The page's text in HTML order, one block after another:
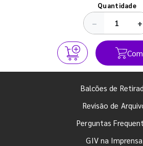
Quantidade
− +
Balcões de
Revisão de
Perguntas
GIV na Imprensa